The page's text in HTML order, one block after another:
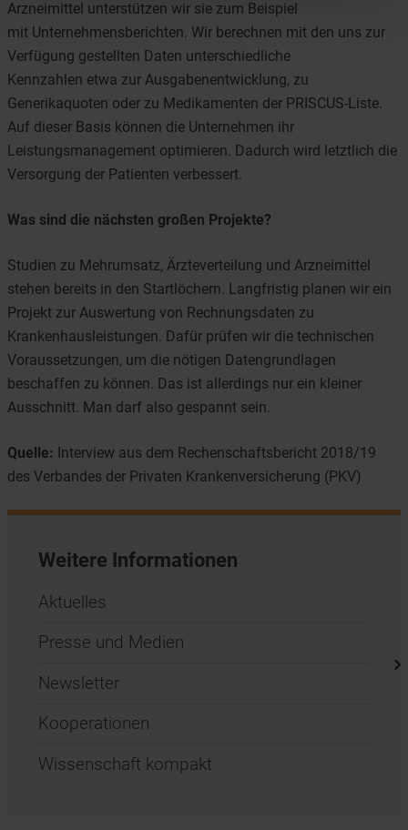
Arzneimittel unterstützen wir sie zum Beispiel
mit Unternehmensberichten. Wir berechnen mit den uns zur
Verfügung gestellten Daten unterschiedliche
Kennzahlen etwa zur Ausgabenentwicklung, zu
Generikaquoten oder zu Medikamenten der PRISCUS-Liste.
Auf dieser Basis können die Unternehmen ihr
Leistungsmanagement optimieren. Dadurch wird letztlich die
Versorgung der Patienten verbessert.
Was sind die nächsten großen Projekte?
Studien zu Mehrumsatz, Ärzteverteilung und Arzneimittel
stehen bereits in den Startlöchern. Langfristig planen wir ein
Projekt zur Auswertung von Rechnungsdaten zu
Krankenhausleistungen. Dafür prüfen wir die technischen
Voraussetzungen, um die nötigen Datengrundlagen
beschaffen zu können. Das ist allerdings nur ein kleiner
Ausschnitt. Man darf also gespannt sein.
Quelle: Interview aus dem Rechenschaftsbericht 2018/19
des Verbandes der Privaten Krankenversicherung (PKV)
Weitere Informationen
Aktuelles
Presse und Medien
Newsletter
Kooperationen
Wissenschaft kompakt